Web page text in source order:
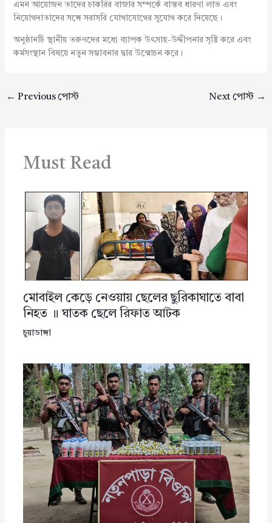
এমন আয়োজন তাদের চাকরির বাজার সম্পর্কে বাস্তব ধারণা লাভ এবং
নিয়োগদাতাদের সঙ্গে সরাসরি যোগাযোগের সুযোগ করে দিয়েছে।
অনুষ্ঠানটি স্থানীয় তরুণদের মধ্যে ব্যাপক উৎসাহ-উদ্দীপনার সৃষ্টি করে এবং
কর্মসংস্থান বিষয়ে নতুন সম্ভাবনার দ্বার উন্মোচন করে।
← Previous পোস্ট Next পোস্ট →
Must Read
মোবাইল কেড়ে নেওয়ায় ছেলের ছুরিকাঘাতে বাবা
নিহত ॥ ঘাতক ছেলে রিফাত আটক
চুয়াডাঙ্গা